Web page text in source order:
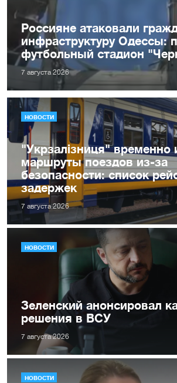
Россияне атаковали
инфраструктуру Одессы:
футбольный стадион
7 августа 2026
НОВОСТИ
"Укрзалізниця" временно
маршруты поездов из-за
безопасности: список
задержек
7 августа 2026
НОВОСТИ
Зеленский анонсировал
решения в ВСУ
7 августа 2026
НОВОСТИ